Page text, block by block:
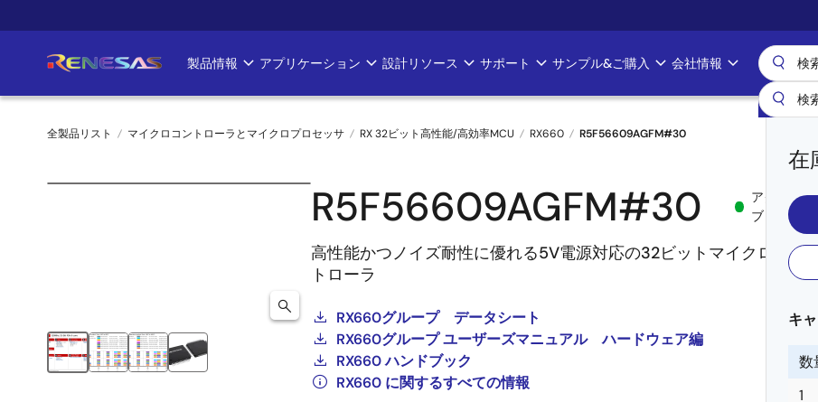
イ
ン
Main
navigation
製品情報 アプリケーション 設計リソース サポート サンプル&ご購入 会社情報
パ
全製品リスト マイクロコントローラとマイクロプロセッサ RX 32ビット高性能/高効率MCU RX660 R5F56609AGFM#30
R5F56609AGFM#30
アクティ
ブ
高性能かつノイズ耐性に優れる5V電源対応の32ビットマイクロコン
トローラ
RX660グループ データシート
RX660グループ ユーザーズマニュアル ハードウェア編
RX660 ハンドブック
RX660 に関するすべての情報
在
キ
数
1